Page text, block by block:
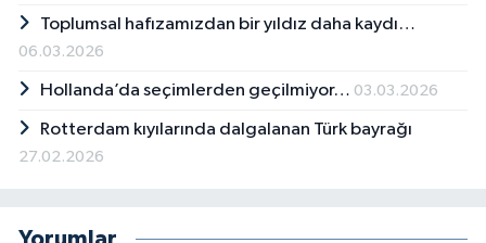
Toplumsal hafızamızdan bir yıldız daha kaydı…
06.03.2026
Hollanda’da seçimlerden geçilmiyor… 03.03.2026
Rotterdam kıyılarında dalgalanan Türk bayrağı
27.02.2026